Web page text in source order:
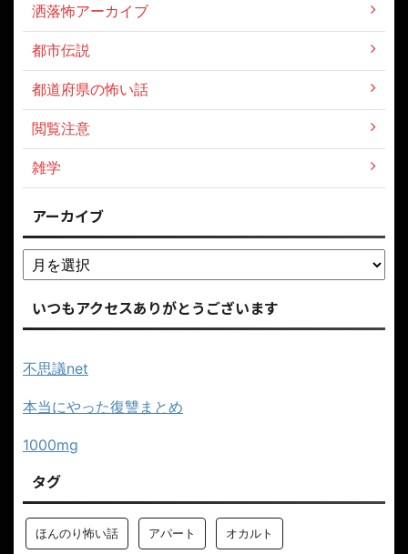
洒落怖アーカイブ
都市伝説
都道府県の怖い話
閲覧注意
雑学
アーカイブ
いつもアクセスありがとうございます
不思議net
本当にやった復讐まとめ
1000mg
タグ
ほんのり怖い話 アパート オカルト